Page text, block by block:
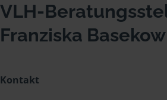
VLH-
Franziska Basekow
Kontakt